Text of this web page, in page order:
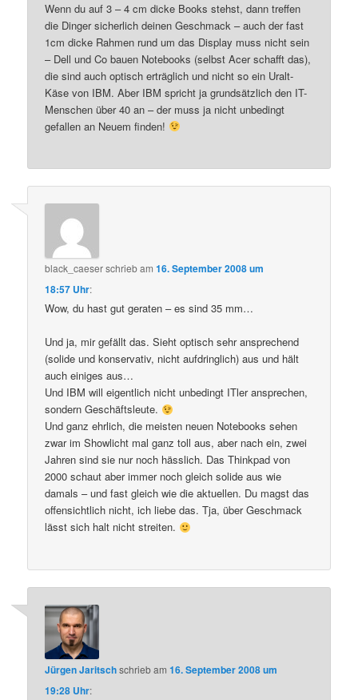
Wenn du auf 3 – 4 cm dicke Books stehst, dann treffen
die Dinger sicherlich deinen Geschmack – auch der fast
1cm dicke Rahmen rund um das Display muss nicht sein
– Dell und Co bauen Notebooks (selbst Acer schafft das),
die sind auch optisch erträglich und nicht so ein Uralt-
Käse von IBM. Aber IBM spricht ja grundsätzlich den IT-
Menschen über 40 an – der muss ja nicht unbedingt
gefallen an Neuem finden!
black_caeserschriebam16. September 2008 um
18:57 Uhr:
Wow, du hast gut geraten – es sind 35 mm…
Und ja, mir gefällt das. Sieht optisch sehr ansprechend
(solide und konservativ, nicht aufdringlich) aus und hält
auch einiges aus…
Und IBM will eigentlich nicht unbedingt ITler ansprechen,
sondern Geschäftsleute.
Und ganz ehrlich, die meisten neuen Notebooks sehen
zwar im Showlicht mal ganz toll aus, aber nach ein, zwei
Jahren sind sie nur noch hässlich. Das Thinkpad von
2000 schaut aber immer noch gleich solide aus wie
damals – und fast gleich wie die aktuellen. Du magst das
offensichtlich nicht, ich liebe das. Tja, über Geschmack
lässt sich halt nicht streiten.
Jürgen Jaritschschriebam16. September 2008 um
19:28 Uhr: